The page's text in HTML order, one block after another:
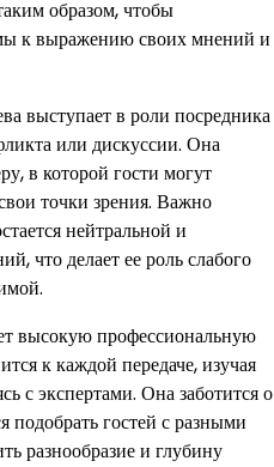
образом, чтобы
к выражению своих мнений и
выступает в роли посредника
или дискуссии. Она
в которой гости могут
точки зрения. Важно
нейтральной и
что делает ее роль слабого
высокую профессиональную
к каждой передаче, изучая
с экспертами. Она заботится о
подобрать гостей с разными
разнообразие и глубину